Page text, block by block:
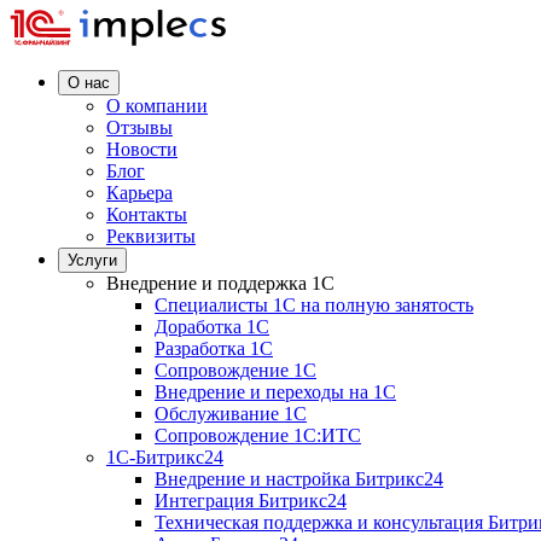
О нас
О компании
Отзывы
Новости
Блог
Карьера
Контакты
Реквизиты
Услуги
Внедрение и поддержка 1C
Специалисты 1C на полную занятость
Доработка 1C
Разработка 1C
Сопровождение 1C
Внедрение и переходы на 1C
Обслуживание 1C
Сопровождение 1C:ИТС
1С-Битрикс24
Внедрение и настройка Битрикс24
Интеграция Битрикс24
Техническая поддержка и консультация